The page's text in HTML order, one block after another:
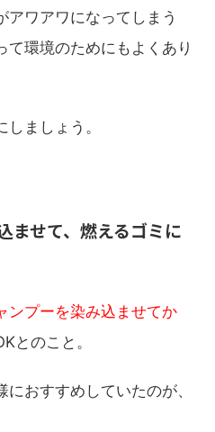
アワアワになってしまう
て環境のためにもよくあり
ましょう。
ませて、燃えるゴミに
ンプーを染み込ませてか
とのこと。
おすすめしていたのが、